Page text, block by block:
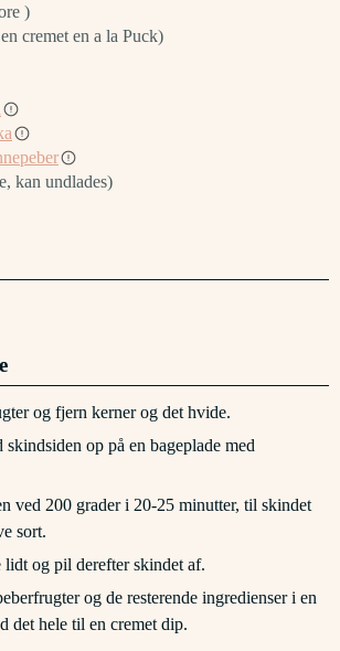
)
cremet en a la Puck)
kan undlades)
og fjern kerner og det hvide.
skindsiden op på en bageplade med
ved 200 grader i 20-25 minutter, til skindet
sort.
og pil derefter skindet af.
og de resterende ingredienser i en
det hele til en cremet dip.